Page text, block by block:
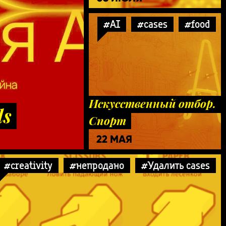
#AI #cases #food
Искусственный отбор.
Спорт
22 МАЯ
#creativity #непродано #Удалить cases